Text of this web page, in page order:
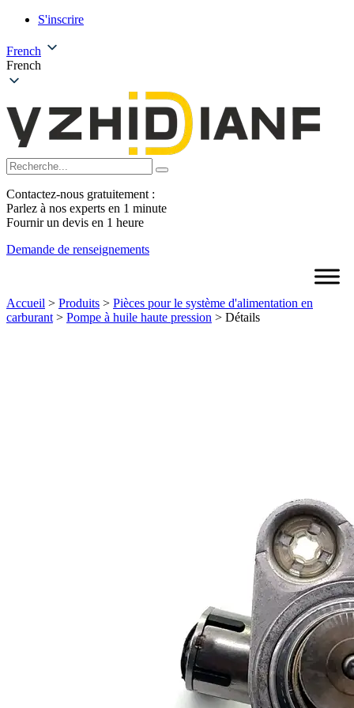
S'inscrire
French
French
Contactez-nous gratuitement :
Parlez à nos experts en 1 minute
Fournir un devis en 1 heure
Demande de renseignements
Accueil > Produits > Pièces pour le système d'alimentation en
carburant > Pompe à huile haute pression > Détails